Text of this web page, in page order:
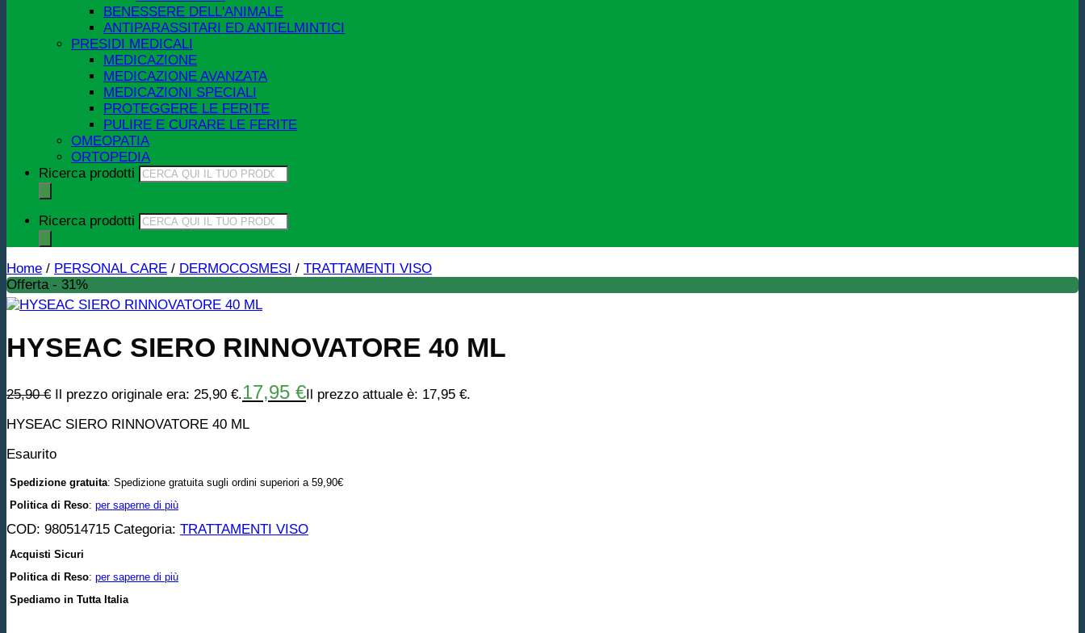
BENESSERE DELL'ANIMALE
ANTIPARASSITARI ED ANTIELMINTICI
PRESIDI MEDICALI
MEDICAZIONE
MEDICAZIONE AVANZATA
MEDICAZIONI SPECIALI
PROTEGGERE LE FERITE
PULIRE E CURARE LE FERITE
OMEOPATIA
ORTOPEDIA
Ricerca prodotti
Ricerca prodotti
Home / PERSONAL CARE / DERMOCOSMESI / TRATTAMENTI VISO
Offerta - 31%
HYSEAC SIERO RINNOVATORE 40 ML
25,90€ Il prezzo originale era: 25,90 €.17,95 €Il prezzo attuale è: 17,95 €.
HYSEAC SIERO RINNOVATORE 40 ML
Esaurito
Spedizione gratuita: Spedizione gratuita sugli ordini superiori a 59,90€
Politica di Reso: per saperne di più
COD: 980514715 Categoria: TRATTAMENTI VISO
Acquisti Sicuri
Politica di Reso: per saperne di più
Spediamo in Tutta Italia